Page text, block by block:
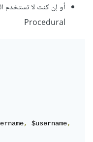
Procedural
, $username,